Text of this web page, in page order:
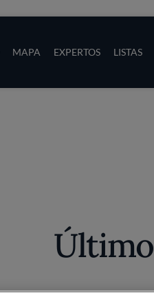
MAPA EXPERTOS LISTAS
Último